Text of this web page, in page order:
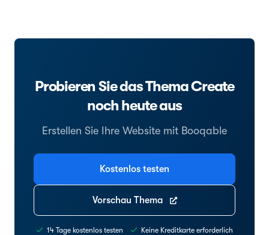
Probieren Sie das Thema Create
noch heute aus
Erstellen Sie Ihre Website mit Booqable
Kostenlos testen
Vorschau Thema
14 Tage kostenlos testen Keine Kreditkarte erforderlich